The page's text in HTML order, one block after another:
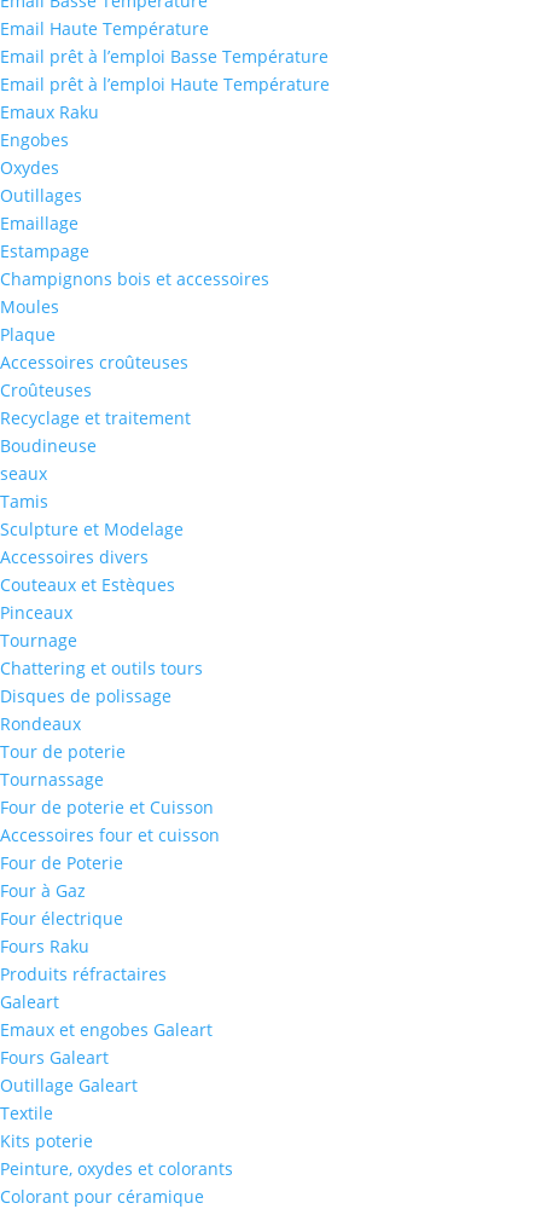
Email Haute Température
Email prêt à l’emploi Basse Température
Email prêt à l’emploi Haute Température
Emaux Raku
Engobes
Oxydes
Outillages
Emaillage
Estampage
Champignons bois et accessoires
Moules
Plaque
Accessoires croûteuses
Croûteuses
Recyclage et traitement
Boudineuse
seaux
Tamis
Sculpture et Modelage
Accessoires divers
Couteaux et Estèques
Pinceaux
Tournage
Chattering et outils tours
Disques de polissage
Rondeaux
Tour de poterie
Tournassage
Four de poterie et Cuisson
Accessoires four et cuisson
Four de Poterie
Four à Gaz
Four électrique
Fours Raku
Produits réfractaires
Galeart
Emaux et engobes Galeart
Fours Galeart
Outillage Galeart
Textile
Kits poterie
Peinture, oxydes et colorants
Colorant pour céramique